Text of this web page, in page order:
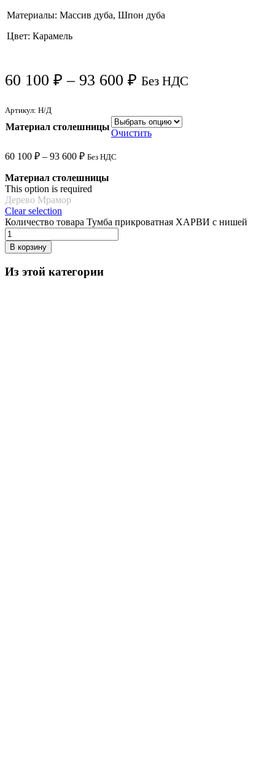
Материалы: Массив дуба, Шпон дуба
Цвет: Карамель
60 100 ₽ – 93 600 ₽ Без НДС
Артикул: Н/Д
Материал столешницы
Очистить
60 100 ₽ – 93 600 ₽ Без НДС
Материал столешницы
This option is required
Дерево Мрамор
Clear selection
Количество товара Тумба прикроватная ХАРВИ с нишей
В корзину
Из этой категории